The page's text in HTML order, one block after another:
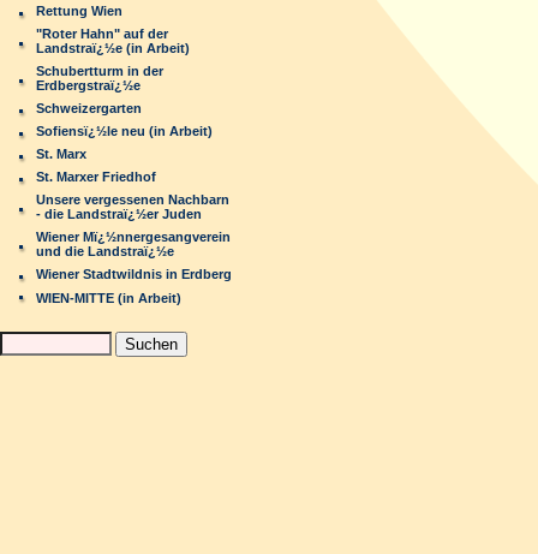
Rettung Wien
"Roter Hahn" auf der
Landstraï¿½e (in Arbeit)
Schubertturm in der
Erdbergstraï¿½e
Schweizergarten
Sofiensï¿½le neu (in Arbeit)
St. Marx
St. Marxer Friedhof
Unsere vergessenen Nachbarn
- die Landstraï¿½er Juden
Wiener Mï¿½nnergesangverein
und die Landstraï¿½e
Wiener Stadtwildnis in Erdberg
WIEN-MITTE (in Arbeit)